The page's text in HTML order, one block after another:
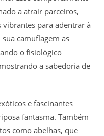
a atrair parceiros,
vibrantes para adentrar à
camuflagem as
o fisiológico
a sabedoria de
e fascinantes
fantasma. Também
como abelhas, que